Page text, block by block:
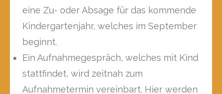
eine Zu- oder Absage für das kommende
Kindergartenjahr, welches im September
beginnt.
Ein Aufnahmegespräch, welches mit Kind
stattfindet, wird zeitnah zum
Aufnahmetermin vereinbart. Hier werden